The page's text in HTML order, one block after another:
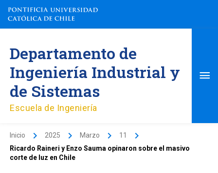
contenido
Departamento de
Ingeniería Industrial y
de Sistemas
Escuela de Ingeniería
Inicio 2025 Marzo
11
Ricardo Raineri y Enzo Sauma opinaron sobre el masivo
corte de luz en Chile